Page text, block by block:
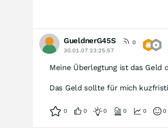
GueldnerG45S
0
30.01.07 23:25:57
Meine Überlegtung ist das Geld
Das Geld sollte für mich
0 0 0 0 0 0